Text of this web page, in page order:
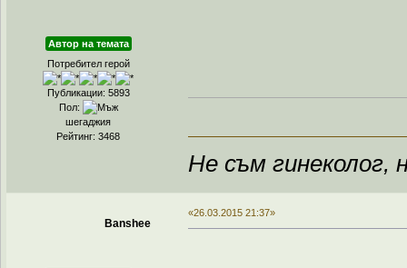
Автор на темата
Потребител герой
Публикации: 5893
Пол:
шегаджия
Рейтинг: 3468
Не съм гинеколог,
Banshee
«26.03.2015 21:37»